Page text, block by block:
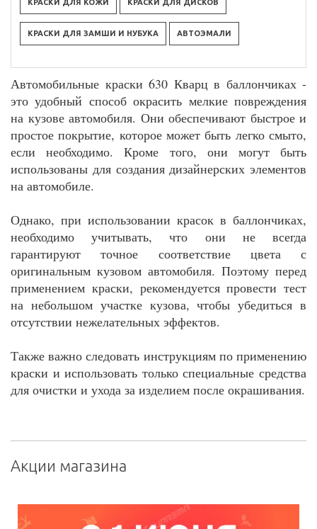
КРАСКИ ДЛЯ КОЖИ КРАСКИ ДЛЯ ДИСКОВ
КРАСКИ ДЛЯ ЗАМШИ И НУБУКА АВТОЭМАЛИ
Автомобильные краски 630 Кварц в баллончиках -
это удобный способ окрасить мелкие повреждения
на кузове автомобиля. Они обеспечивают быстрое и
простое покрытие, которое может быть легко смыто,
если необходимо. Кроме того, они могут быть
использованы для создания дизайнерских элементов
на автомобиле.
Однако, при использовании красок в баллончиках,
необходимо учитывать, что они не всегда
гарантируют точное соответствие цвета с
оригинальным кузовом автомобиля. Поэтому перед
применением краски, рекомендуется провести тест
на небольшом участке кузова, чтобы убедиться в
отсутствии нежелательных эффектов.
Также важно следовать инструкциям по применению
краски и использовать только специальные средства
для очистки и ухода за изделием после окрашивания.
Акции магазина